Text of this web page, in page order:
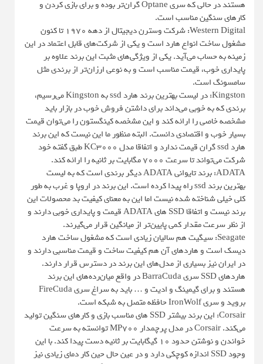
هستند در حالی که سری Optane گران‌تر بوده و برای بازی کردن و
کارهای سنگین مناسب است.
Western Digital: شرکت وسترن دیجیتال از دهه 1970 تا کنون
مشغول ساخت انواع هارد است و یکی از شرکت‌های قابل اعتماد در این
زمینه به حساب می‌آید. یکی از ویژگی‌های مثبت این برند علاوه بر
پایداری خوب، قیمت مناسب است و به نوعی ارزان‌تر از برندی مثل
سامسونگ است.
Kingston: در لیست بهترین برند هارد ssd به Kingston می‌رسیم،
برندی که به خوبی می‌داند برای داشتن فروش خوب در بازار باید
مشخصه خاصی را ارائه کند و این مشخصه کینگستون را می‌توان قیمت
بسیار خوب و اقتصادی دانست. البته منظور ما این نیست که این برند
هارد ssd گران قیمت ندارد و اتفاقا مدل KC3000 طبق گفته خود
شرکت می‌تواند تا سرعت 7000 مگابایت بر ثانیه را ارائه کند.
ADATA: برند تایوانی ADATA دیگر برندی است که به لیست
بهترین برند ssd راه پیدا کرده است. این برند در اروپا و غرب به طور
کلی خیلی شناخته شده نیست اما این به معنای کیفیت بد محصولات این
برند نیست و اتفاقا SSD های ADATA قیمت و پایداری خوبی دارند و
از نظر سرعت مقدار کمی پایین‌تر از میانگین قرار می‌گیرند.
Seagate: سیگیت هم سالیان زیادی است که مشغول ساخت هارد
دیسک است و هاردهای آن هم کیفیت ساخت و قیمت مناسبی دارند و
در ایران نیز بسیاری از مدل‌های این برند در دسترس قرار دارند.
هاردهای SSD سری BarraCuda در واقع میان‌رده‌های این برند
هستند و برای گیمینگ و ادیت و … باید به سراغ سری FireCuda
بروید و سری IronWolf حافظه متصل به شبکه است.
Corsair: این برند بیشتر SSD های مناسب بازی و کارهای سنگین تولید
می‌کند. Corsair در مدل پرچمدار MP700 توانسته به سرعت
خواندن و نوشتن حدود 10 گیگابایت بر ثانیه دست پیدا کند. با این
وجود SSD اندازه کوچکی دارد و در عین حال حین کار دمای زیادی نیز